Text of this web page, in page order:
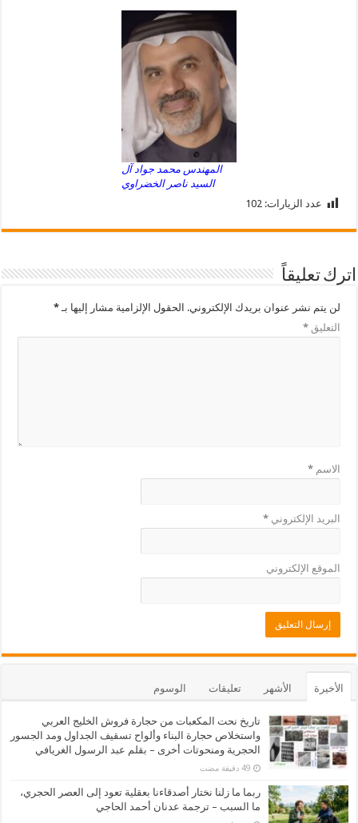
المهندس محمد جواد آل
السيد ناصر الخضراوي
عدد الزيارات: 102
اترك تعليقاً
لن يتم نشر عنوان بريدك الإلكتروني. الحقول الإلزامية مشار إليها بـ*
التعليق*
الاسم*
البريد الإلكتروني*
الموقع الإلكتروني
الأخيرة الأشهر تعليقات الوسوم
تاريخ نحت المكعبات من حجارة فروش الخليج العربي
واستخلاص حجارة البناء وألواح تسقيف الجداول ومد الجسور
الحجرية ومنحوتات أخرى – بقلم عبد الرسول الغريافي
ربما ما زلنا نختار أصدقاءنا بعقلية تعود إلى العصر الحجري،
ما السبب – ترجمة عدنان أحمد الحاجي